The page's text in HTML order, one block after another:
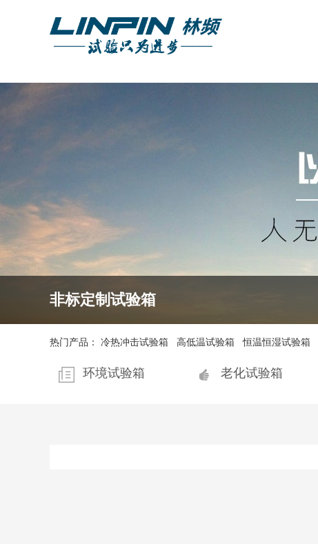
非标定制试验箱
热门产品： 冷热冲击试验箱 高低温试验箱 恒温恒湿试验箱
环境试验箱 老化试验箱